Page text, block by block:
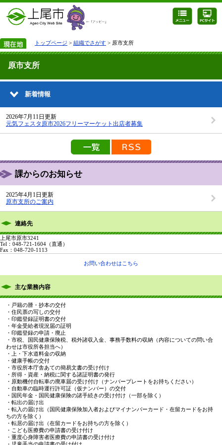
トップページ > 組織でさがす > 原市支所
原市支所
新着情報
2026年7月11日更新
元気フェスタ原市2026フリーマーケット出店者募集
新着情報の一覧を見る
課からのお知らせ
2025年4月1日更新
原市支所のご案内
連絡先
上尾市原市3241
Tel：048-721-1604 （直通）
Fax：048-720-1113
お問い合わせはこちら
主な業務内容
・戸籍の謄・抄本の交付
・住民票の写しの交付
・印鑑登録証明書の交付
・年金受給者現況届の証明
・印鑑登録の申請・廃止
・市税、国民健康保険税、税外諸収入金、事務手数料の収納（内容についての問い合
わせは市役所各担当へ）
・上・下水道料金の収納
・健康手帳の交付
・市役所本庁舎あての簡易文書の受け付け
・所得・資産・納税に関する諸証明書の発行
・原動機付自転車の廃車届の受け付け（ナンバープレートをお持ちください）
・自動車の臨時運行許可証（仮ナンバー）の交付
・国民年金・国民健康保険の諸手続きの受け付け（一部を除く）
・転出の届け出
・転入の届け出（国民健康保険加入者およびマイナンバーカード・在留カードをお持
ちの方を除く）
・転居の届け出（在留カードをお持ちの方を除く）
・こども医療費の申請書の受け付け
・重度心身障害者医療費の申請書の受け付け